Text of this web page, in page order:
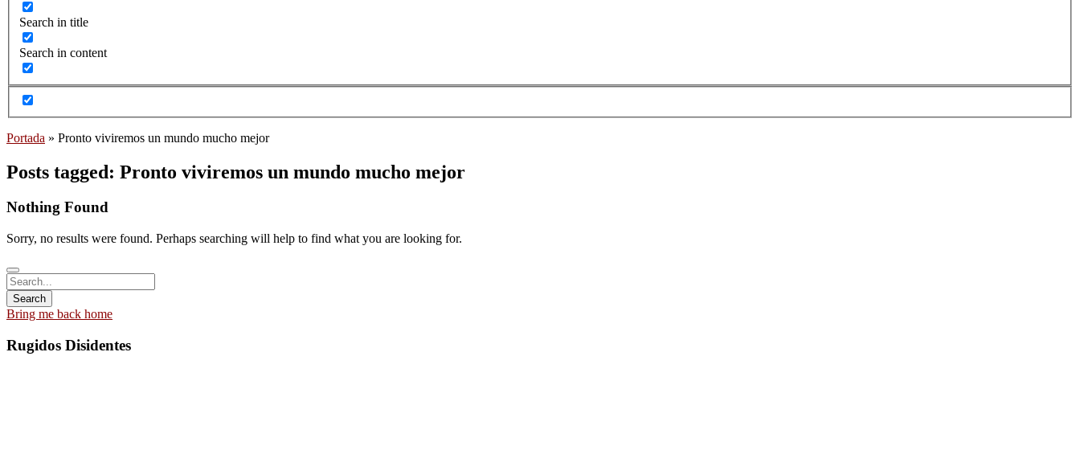
Search in title
Search in content
Portada » Pronto viviremos un mundo mucho mejor
Posts tagged: Pronto viviremos un mundo mucho mejor
Nothing Found
Sorry, no results were found. Perhaps searching will help to find what you are looking for.
Bring me back home
Rugidos Disidentes